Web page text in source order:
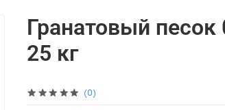
(0)
Гранатовый песок
25 кг